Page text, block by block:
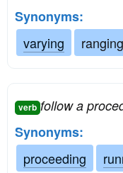
Synonyms:
varying
ranging
verb follow a
Synonyms:
proceeding